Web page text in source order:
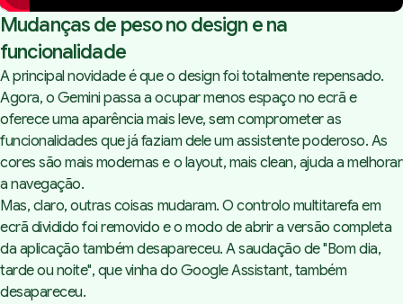
Mudanças de peso no design e na
funcionalidade
A principal novidade é que o design foi totalmente repensado.
Agora, o Gemini passa a ocupar menos espaço no ecrã e
oferece uma aparência mais leve, sem comprometer as
funcionalidades que já faziam dele um assistente poderoso. As
cores são mais modernas e o layout, mais clean, ajuda a melhorar
a navegação.
Mas, claro, outras coisas mudaram. O controlo multitarefa em
ecrã dividido foi removido e o modo de abrir a versão completa
da aplicação também desapareceu. A saudação de "Bom dia,
tarde ou noite", que vinha do Google Assistant, também
desapareceu.